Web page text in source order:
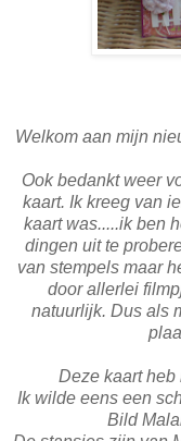
Welkom aan mijn
Ook bedankt weer
kaart. Ik kreeg van
kaart was.....ik ben
dingen uit te
van stempels maar
door allerlei
natuurlijk. Dus als
Deze kaart heb
Ik wilde eens een
Bild